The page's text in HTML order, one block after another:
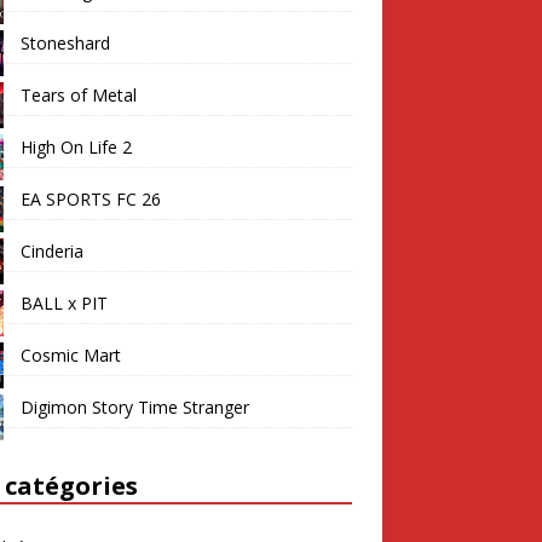
Stoneshard
Tears of Metal
High On Life 2
EA SPORTS FC 26
Cinderia
BALL x PIT
Cosmic Mart
Digimon Story Time Stranger
catégories